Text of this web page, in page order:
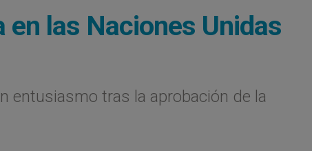
las Naciones Unidas
entusiasmo tras la aprobación de la